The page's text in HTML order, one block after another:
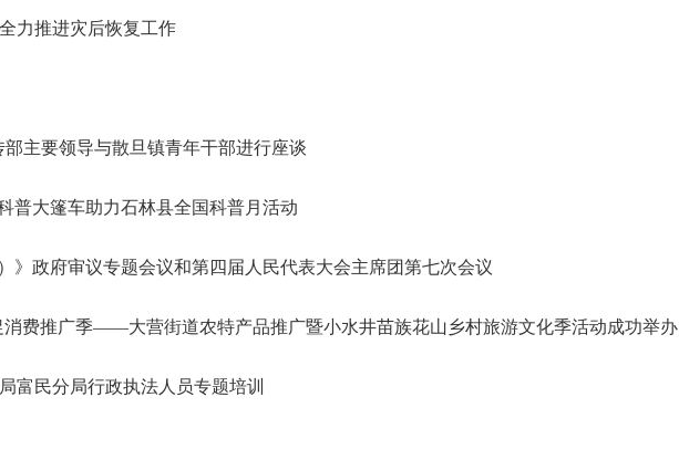
力推进灾后恢复工作
主要领导与散旦镇青年干部进行座谈
普大篷车助力石林县全国科普月活动
》政府审议专题会议和第四届人民代表大会主席团第七次会议
消费推广季——大营街道农特产品推广暨小水井苗族花山乡村旅游文化季活动成功举办
富民分局行政执法人员专题培训